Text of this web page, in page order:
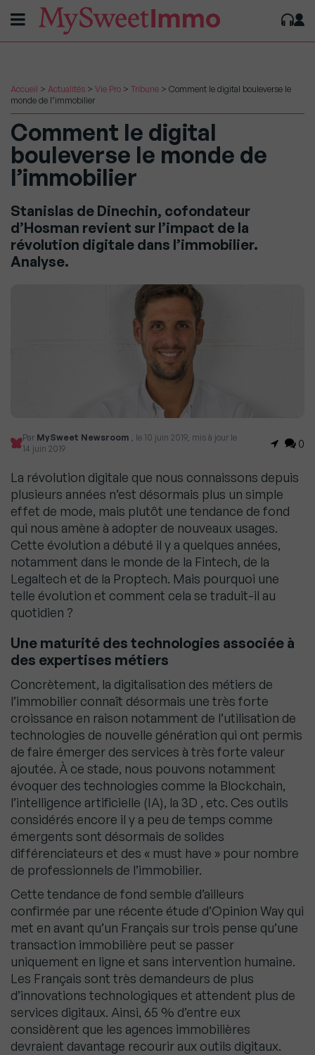
Accueil > Actualités > Vie Pro > Tribune > Comment le digital bouleverse le
monde de l’immobilier
Comment le digital
bouleverse le monde de
l’immobilier
Stanislas de Dinechin, cofondateur
d’Hosman revient sur l’impact de la
révolution digitale dans l’immobilier.
Analyse.
Par MySweet Newsroom , le 10 juin 2019, mis à jour le
14 juin 2019
0
La révolution digitale que nous connaissons depuis
plusieurs années n’est désormais plus un simple
effet de mode, mais plutôt une tendance de fond
qui nous amène à adopter de nouveaux usages.
Cette évolution a débuté il y a quelques années,
notamment dans le monde de la Fintech, de la
Legaltech et de la Proptech. Mais pourquoi une
telle évolution et comment cela se traduit-il au
quotidien ?
Une maturité des technologies associée à
des expertises métiers
Concrètement, la digitalisation des métiers de
l’immobilier connaît désormais une très forte
croissance en raison notamment de l’utilisation de
technologies de nouvelle génération qui ont permis
de faire émerger des services à très forte valeur
ajoutée. À ce stade, nous pouvons notamment
évoquer des technologies comme la Blockchain,
l’intelligence artificielle (IA), la 3D , etc. Ces outils
considérés encore il y a peu de temps comme
émergents sont désormais de solides
différenciateurs et des « must have » pour nombre
de professionnels de l’immobilier.
Cette tendance de fond semble d’ailleurs
confirmée par une récente étude d’Opinion Way qui
met en avant qu’un Français sur trois pense qu’une
transaction immobilière peut se passer
uniquement en ligne et sans intervention humaine.
Les Français sont très demandeurs de plus
d’innovations technologiques et attendent plus de
services digitaux. Ainsi, 65 % d’entre eux
considèrent que les agences immobilières
devraient davantage recourir aux outils digitaux.